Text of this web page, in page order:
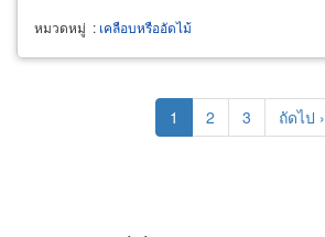
หมวดหมู่ : เคลือบหรืออัดไม้
Current
page
1 Page
2 Page
3
Next
page
ถัดไป ›